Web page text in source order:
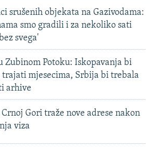
srušenih objekata na Gazivodama:
smo gradili i za nekoliko sati
svega'
Zubinom Potoku: Iskopavanja bi
trajati mjesecima, Srbija bi trebala
arhive
Crnoj Gori traže nove adrese nakon
viza